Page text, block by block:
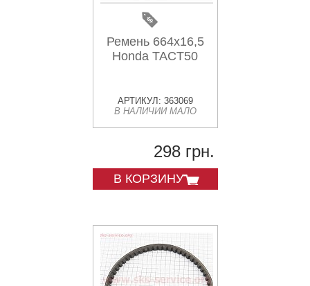
Ремень 664х16,5
Honda TACT50
АРТИКУЛ: 363069
В НАЛИЧИИ МАЛО
298 грн.
В КОРЗИНУ